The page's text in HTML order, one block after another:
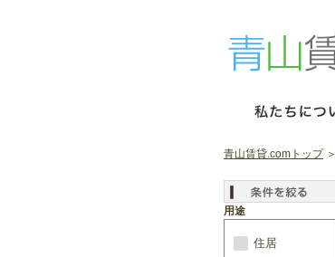
青山賃貸.comトップ＞
用途
住居